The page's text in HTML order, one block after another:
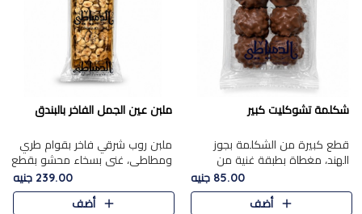
شكلمة تشوكليت كبير
قطع كبيرة من الشكلمة بجوز
الهند، مغطاة بطبقة غنية من
الشوكولاتة الفاخرة لتجمع بين
القوام الطري من الداخل مركز جوز
الهند المطاطي والمذاق الغن..
85.00 جنيه
أضف
ملبن عين الجمل الفاخر بالبندق
ملبن روب شرقي فاخر بقوام طري
ومطاطي، غني بسخاء محشو بقطع
عين الجمل والبندق المحمص التي
تضيف قرمشة مميزة مُرضية
ونكهة جوزية غنية في كل
239.00 جنيه
أضف